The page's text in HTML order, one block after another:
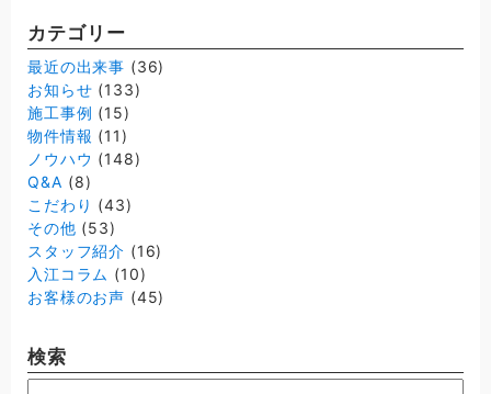
カテゴリー
最近の出来事 (36)
お知らせ (133)
施工事例 (15)
物件情報 (11)
ノウハウ (148)
Q&A (8)
こだわり (43)
その他 (53)
スタッフ紹介 (16)
入江コラム (10)
お客様のお声 (45)
検索